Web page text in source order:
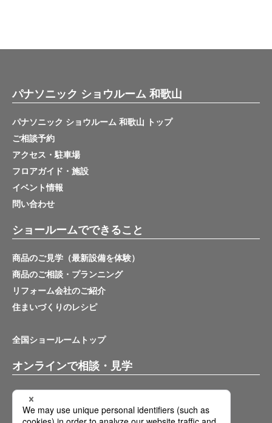
パナソニック ショウルーム 和歌山
パナソニック ショウルーム 和歌山 トップ
ご相談予約
アクセス・駐車場
フロアガイド・施設
イベント情報
問い合わせ
ショールームでできること
商品のご見学（最新設備を体験）
商品のご相談・プランニング
リフォーム会社のご紹介
住まいづくりのレシピ
全国ショールームトップ
オンラインで相談・見学
バーチャルショールーム
オンライン相談サービス